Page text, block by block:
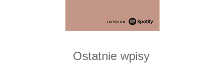
Ostatnie wpisy